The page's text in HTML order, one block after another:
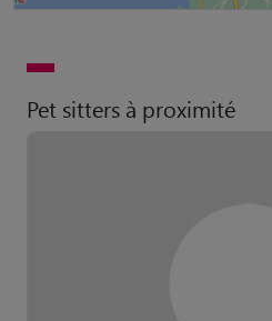
Pet sitters à proximité